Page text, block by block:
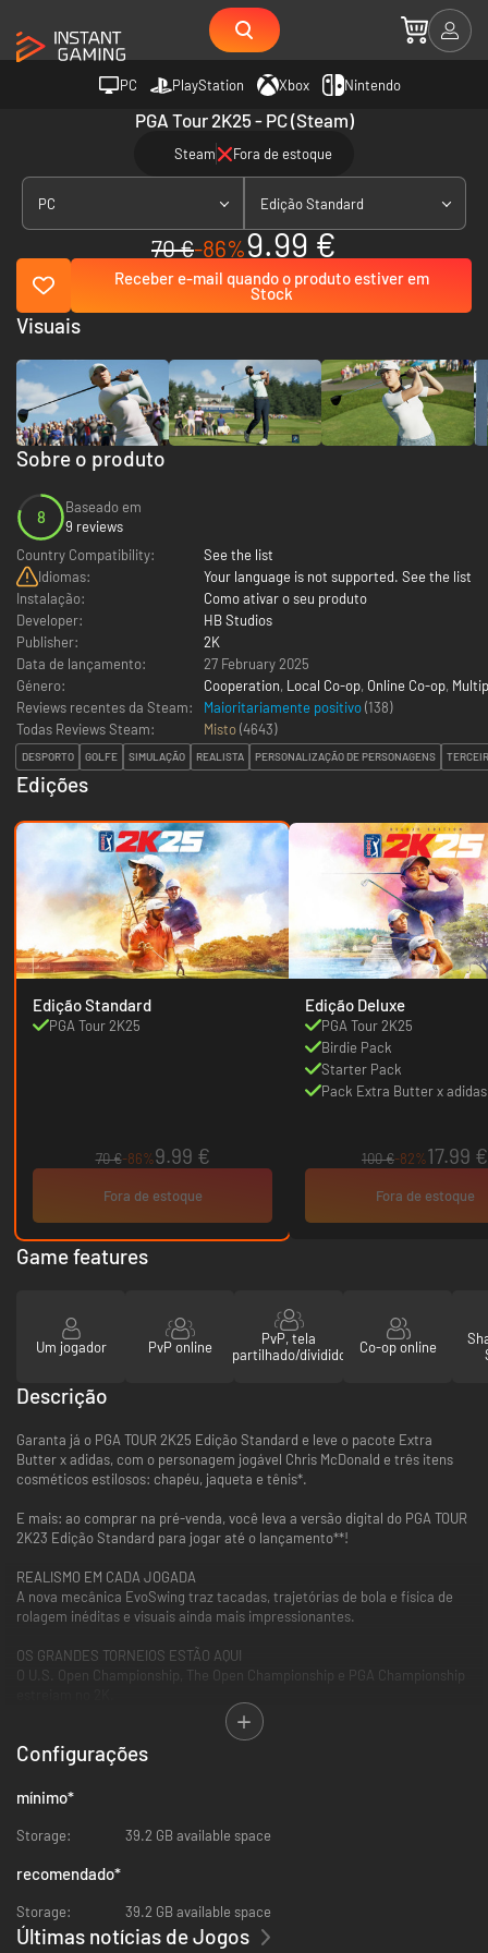
PC PlayStation Xbox Nintendo
PGA Tour 2K25 - PC (Steam)
Steam Fora de estoque
PC Edição Standard
70 €-86%9.99 €
Receber e-mail quando o produto estiver em
Stock
Sobre o produto
8
Baseado em
9 reviews
Country Compatibility:
See the list
Idiomas:
Your language is not supported. See the list
Instalação:
Como ativar o seu produto
Developer:
HB Studios
Publisher:
2K
Data de lançamento:
27 February 2025
Género:
Cooperation, Local Co-op, Online Co-op,
Reviews recentes da Steam:
Maioritariamente positivo(138)
Todas Reviews Steam:
Misto(4643)
DESPORTO GOLFE SIMULAÇÃO REALISTA PERSONALIZAÇÃO DE PERSONAGENS
Edições
Edição Standard
PGA Tour 2K25
70 €-86%9.99 €
Fora de estoque
Edição Deluxe
PGA Tour 2K25
Birdie Pack
Starter Pack
Pack Extra Butter x adidas
100 €-82%17.99 €
Fora de estoque
Visuais
Game features
Um jogador PvP online
PvP, tela
partilhado/dividido
Co-op online
Descrição
Garanta já o PGA TOUR 2K25 Edição Standard e leve o pacote Extra
Butter x adidas, com o personagem jogável Chris McDonald e três itens
cosméticos estilosos: chapéu, jaqueta e tênis*.
E mais: ao comprar na pré-venda, você leva a versão digital do PGA TOUR
2K23 Edição Standard para jogar até o lançamento**!
REALISMO EM CADA JOGADA
A nova mecânica EvoSwing traz tacadas, trajetórias de bola e física de
rolagem inéditas e visuais ainda mais impressionantes.
OS GRANDES TORNEIOS ESTÃO AQUI
O U.S. Open Championship, The Open Championship e PGA Championship
MyCAREER E MyPLAYER DO SEU JEITO
Viva uma experiência autêntica com o MyCAREER e personalize cada
Melhoria de equipamentos, ranking com reinícios, atualizações
passadas, mesmo após o lançamento das novas.
JOGUE COM AMIGOS
Entre em disputas multijogador emocionantes, como Stroke play, Match
Configurações
mínimo*
Storage: 39.2 GB available space
recomendado*
Storage: 39.2 GB available space
Últimas notícias de Jogos